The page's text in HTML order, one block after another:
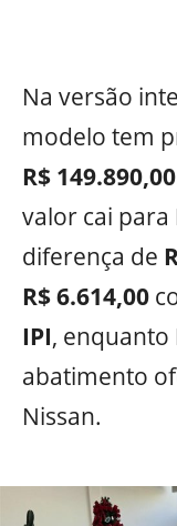
Na versão
modelo tem
R$ 149.890,00
valor cai para
diferença de
R$ 6.614,00
IPI, enquanto
abatimento
Nissan.